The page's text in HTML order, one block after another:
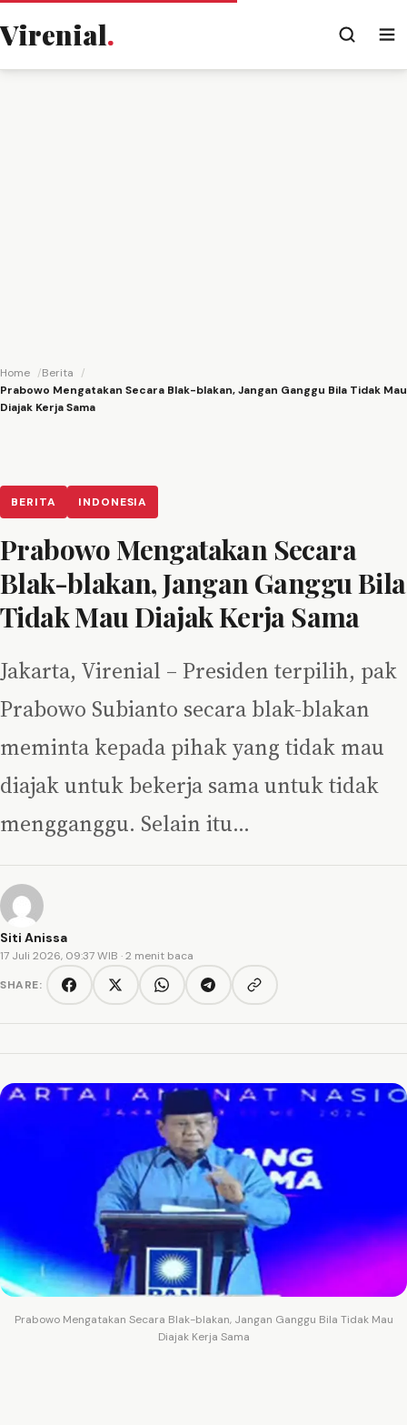
Virenial.
Home
Berita
Prabowo Mengatakan Secara Blak-blakan, Jangan Ganggu Bila Tidak Mau
Diajak Kerja Sama
BERITA INDONESIA
Prabowo Mengatakan Secara
Blak-blakan, Jangan Ganggu Bila
Tidak Mau Diajak Kerja Sama
Jakarta, Virenial – Presiden terpilih, pak
Prabowo Subianto secara blak-blakan
meminta kepada pihak yang tidak mau
diajak untuk bekerja sama untuk tidak
mengganggu. Selain itu…
Siti Anissa
17 Juli 2026, 09:37 WIB · 2 menit baca
SHARE:
FacebookTwitter/XWhatsAppTelegramCopy link
Prabowo Mengatakan Secara Blak-blakan, Jangan Ganggu Bila Tidak Mau
Diajak Kerja Sama